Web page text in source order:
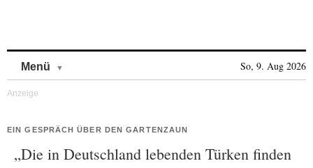
Menü So, 9. Aug 2026
EIN GESPRÄCH ÜBER DEN GARTENZAUN
„Die in Deutschland lebenden Türken finden